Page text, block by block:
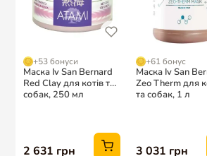
Італійська компанія «Iv San
провідним виробником на ринку
продукції для домашніх тварин.
Шампуні і кондиціонери цієї марки
високою ефективністю і абсолютною
здоров’я ваших улюбленців, але і
дивовижними ароматами фруктово-
Кожен продукт, бездоганно доглядає
тварини: зволожуючи, живлячи і
різних проблем (таких як ламкість,
і багато іншого).